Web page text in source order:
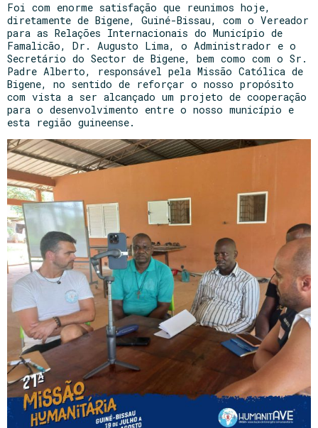
Foi com enorme satisfação que reunimos hoje,
diretamente de Bigene, Guiné-Bissau, com o Vereador
para as Relações Internacionais do Município de
Famalicão, Dr. Augusto Lima, o Administrador e o
Secretário do Sector de Bigene, bem como com o Sr.
Padre Alberto, responsável pela Missão Católica de
Bigene, no sentido de reforçar o nosso propósito
com vista a ser alcançado um projeto de cooperação
para o desenvolvimento entre o nosso município e
esta região guineense.